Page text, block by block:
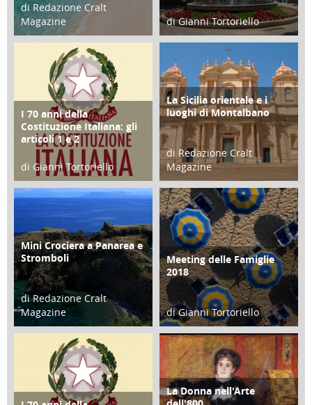
di Redazione Cralt
Magazine
25 Giugno 2016
di Gianni Tortoriello
16 Febbraio 2018
FOCUS
I 70 anni della
Costituzione Italiana: gli
articoli 1 e 2
di Gianni Tortoriello
17 Marzo 2018
ATTIVITÀ
La Sicilia orientale e i
luoghi di Montalbano
di Redazione Cralt
Magazine
01 Febbraio 2018
TURISMO
Mini Crociera a Panarea e
Stromboli
di Redazione Cralt
Magazine
14 Giugno 2018
EVENTI
Meeting delle Famiglie
2018
di Gianni Tortoriello
23 Aprile 2018
CULTURA/ARTE
La Donna nell'Arte